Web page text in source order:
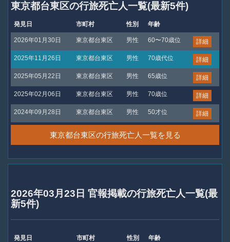
東京都台東区の行旅死亡人一覧(最新5件)
発見日 市町村 性別 年齢
2026年01月30日 東京都台東区 男性 60〜70歳位 詳細
2025年11月26日 東京都台東区 男性 70歳代位 詳細
2025年05月22日 東京都台東区 男性 65歳位 詳細
2025年02月06日 東京都台東区 男性 70歳位 詳細
2024年09月28日 東京都台東区 男性 50才位 詳細
東京都台東区の行旅死亡人一覧を見る
2026年03月23日 官報掲載の行旅死亡人一覧(最
新5件)
発見日 市町村 性別 年齢